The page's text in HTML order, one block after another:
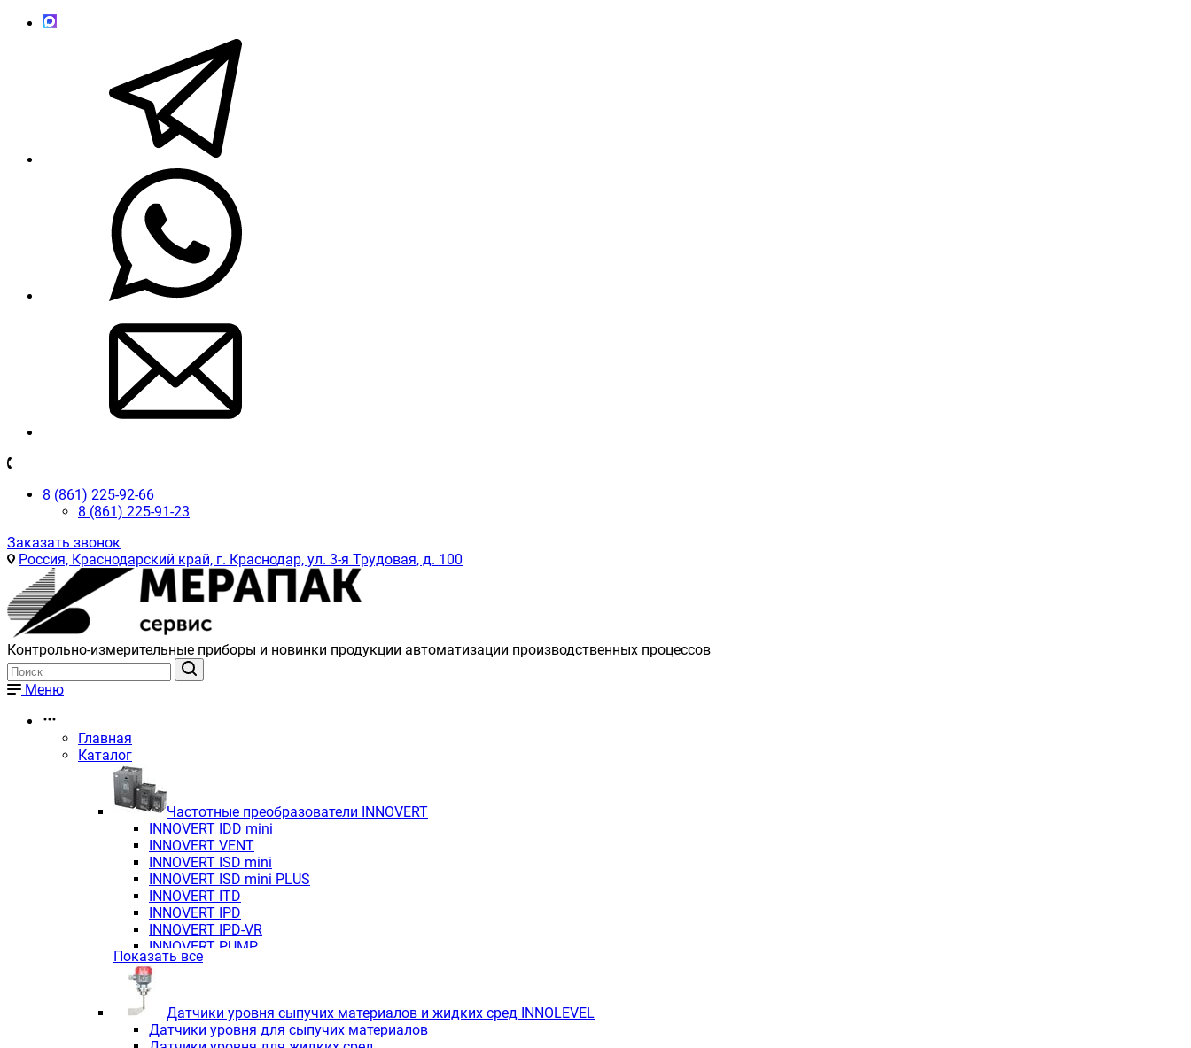
8 (861) 225-92-66
8 (861) 225-91-23
Заказать звонок
Россия, Краснодарский край, г. Краснодар, ул. 3-я Трудовая, д. 100
Контрольно-измерительные приборы и новинки продукции автоматизации производственных процессов
Меню
Главная
Каталог
Частотные преобразователи INNOVERT
INNOVERT IDD mini
INNOVERT VENT
INNOVERT ISD mini
INNOVERT ISD mini PLUS
INNOVERT ITD
INNOVERT IРD
INNOVERT IРD-VR
INNOVERT PUMP
Показать все
Датчики уровня сыпучих материалов и жидких сред INNOLEVEL
Датчики уровня для сыпучих материалов